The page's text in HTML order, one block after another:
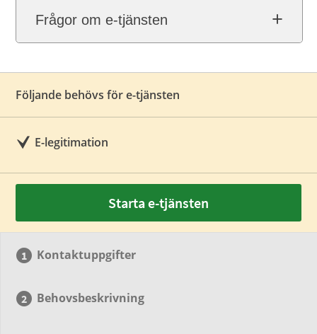
Frågor om e-tjänsten
Följande behövs för e-tjänsten
E-legitimation
Starta e-tjänsten
Kontaktuppgifter
Behovsbeskrivning